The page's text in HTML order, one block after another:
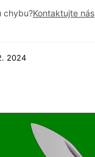
chybu?Kontaktujte nás
2024